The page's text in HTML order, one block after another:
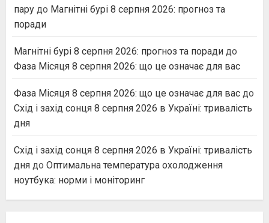
пару до Магнітні бурі 8 серпня 2026: прогноз та
поради
Магнітні бурі 8 серпня 2026: прогноз та поради до
Фаза Місяця 8 серпня 2026: що це означає для вас
Фаза Місяця 8 серпня 2026: що це означає для вас до
Схід і захід сонця 8 серпня 2026 в Україні: тривалість
дня
Схід і захід сонця 8 серпня 2026 в Україні: тривалість
дня до Оптимальна температура охолодження
ноутбука: норми і моніторинг